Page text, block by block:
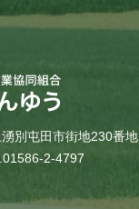
別屯田市街地230番地
2-4797